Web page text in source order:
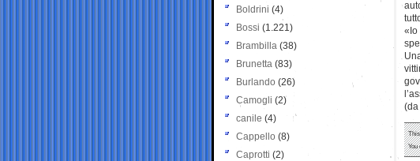
«Io
You
Boldrini (4)
Bossi (1.221)
Brambilla (38)
Brunetta (83)
Burlando (26)
Camogli (2)
canile (4)
Cappello (8)
Caprotti (2)